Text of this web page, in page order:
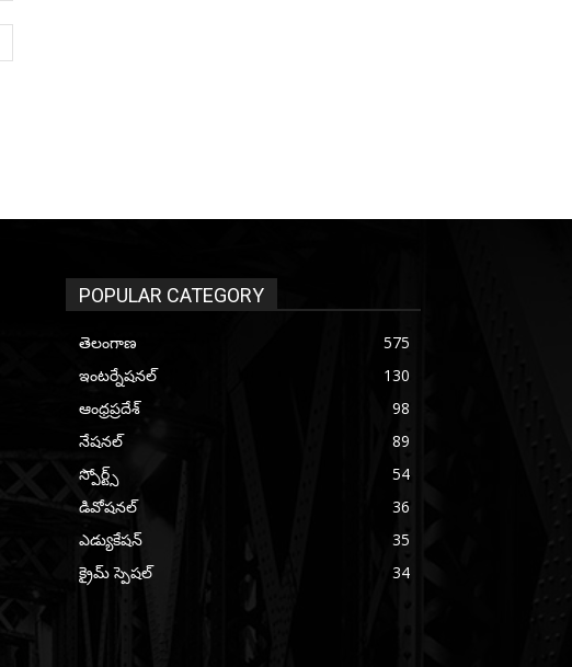
POPULAR CATEGORY
తెలంగాణ
575
ఇంటర్నేషనల్
130
ఆంధ్రప్రదేశ్
98
నేషనల్
89
స్పోర్ట్స్
54
డివోషనల్
36
ఎడ్యుకేషన్
35
క్రైమ్ స్పెషల్
34